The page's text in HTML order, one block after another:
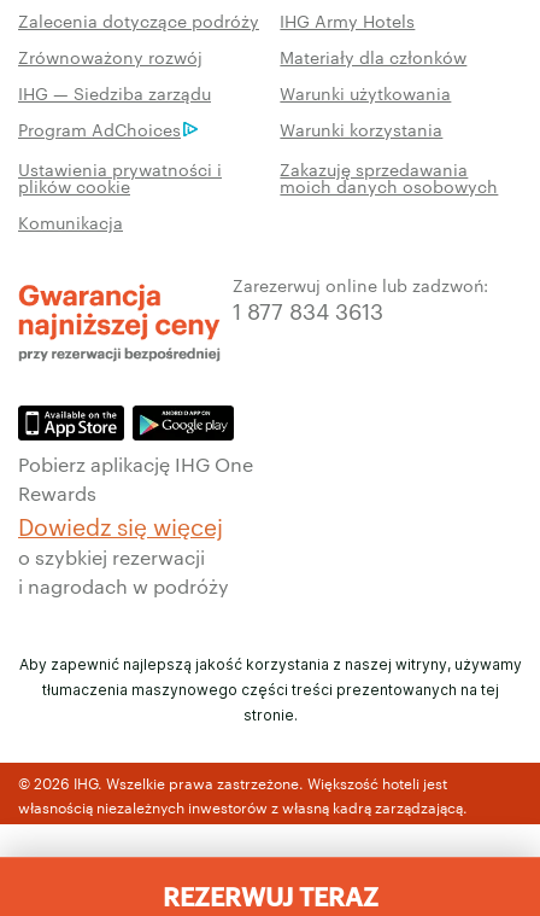
REZERWUJ TERAZ
Zalecenia dotyczące podróży
IHG Army Hotels
Zrównoważony rozwój
Materiały dla członków
IHG — Siedziba zarządu
Warunki użytkowania
Program AdChoices
Warunki korzystania
Ustawienia prywatności i
plików cookie
Zakazuję sprzedawania
moich danych osobowych
Komunikacja
Zarezerwuj online lub zadzwoń:
1 877 834 3613
Pobierz aplikację IHG One
Rewards
Dowiedz się więcej
o szybkiej rezerwacji
i nagrodach w podróży
Aby zapewnić najlepszą jakość korzystania z naszej witryny, używamy
tłumaczenia maszynowego części treści prezentowanych na tej
stronie.
© 2026 IHG. Wszelkie prawa zastrzeżone. Większość hoteli jest
własnością niezależnych inwestorów z własną kadrą zarządzającą.